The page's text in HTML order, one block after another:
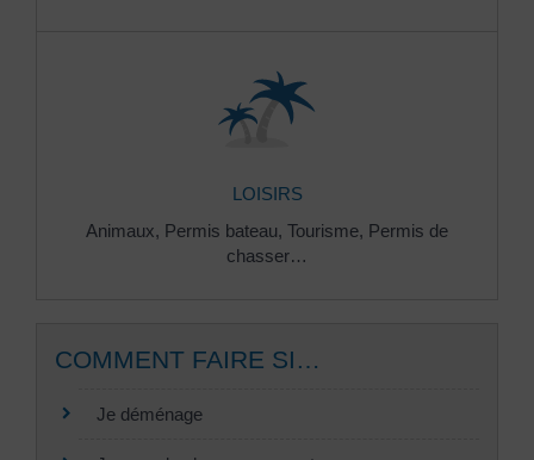
LOISIRS
Animaux, Permis bateau, Tourisme, Permis de
chasser…
COMMENT FAIRE SI…
Je déménage